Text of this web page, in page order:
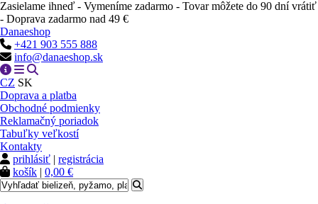
Zasielame ihneď - Vymeníme zadarmo - Tovar môžete do 90 dní vrátiť
- Doprava zadarmo nad 49 €
Danaeshop
+421 903 555 888
info@danaeshop.sk
CZ SK
Doprava a platba
Obchodné podmienky
Reklamačný poriadok
Tabuľky veľkostí
Kontakty
prihlásiť | registrácia
košík | 0,00 €